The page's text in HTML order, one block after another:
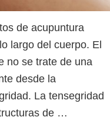
de acupuntura
largo del cuerpo. El
no se trate de una
desde la
La tensegridad
de …